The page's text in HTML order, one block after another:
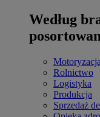
Według
Motoryzacja
Rolnictwo
Logistyka
Produkcja
Sprzedaż